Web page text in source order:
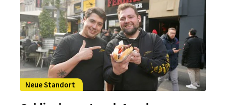
Neue Standort